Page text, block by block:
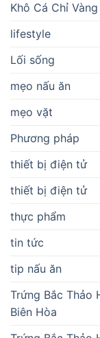
Khô Cá Chỉ
lifestyle
Lối sống
mẹo nấu ăn
mẹo vặt
Phương pháp
thiết bị điện tử
thiết bị điện tử
thực phẩm
tin tức
tip nấu ăn
Trứng Bắc Thảo
Biên Hòa